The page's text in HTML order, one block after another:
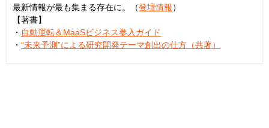
最新情報が最も集まる存在に。（登壇情報）
【著書】
・ 自動運転＆MaaSビジネス参入ガイド
・ “未来予測”による研究開発テーマ創出の仕方（共著）